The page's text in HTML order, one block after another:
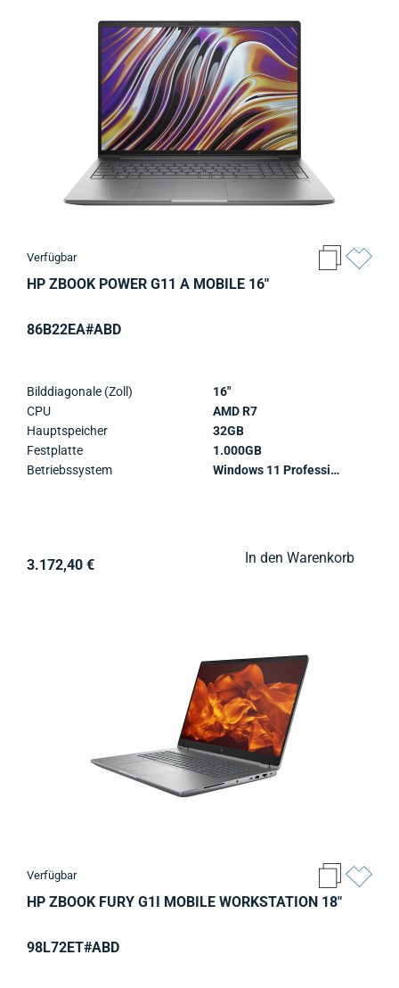
Verfügbar
HP ZBOOK POWER G11 A MOBILE 16"
86B22EA#ABD
Bilddiagonale (Zoll)
CPU
Hauptspeicher
Festplatte
Betriebssystem
16"
AMD R7
32GB
1.000GB
Windows 11 Professional
3.172,40 € In den Warenkorb
Verfügbar
HP ZBOOK FURY G1I MOBILE WORKSTATION 18"
98L72ET#ABD